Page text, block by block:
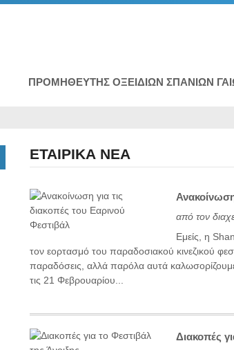
ΠΡΟΜΗΘΕΥΤΉΣ ΟΞΕΙΔΊΩΝ ΣΠΆΝΙΩΝ
ΕΤΑΙΡΙΚΆ ΝΈΑ
από τον
Εμείς, η
τον εορτασμό του παραδοσιακού κινεζικού
παραδόσεις, αλλά παρόλα αυτά
τις 21 Φεβρουαρίου...
Διακοπές